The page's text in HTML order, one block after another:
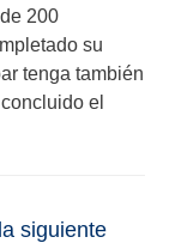
200
su
tenga también
el
siguiente